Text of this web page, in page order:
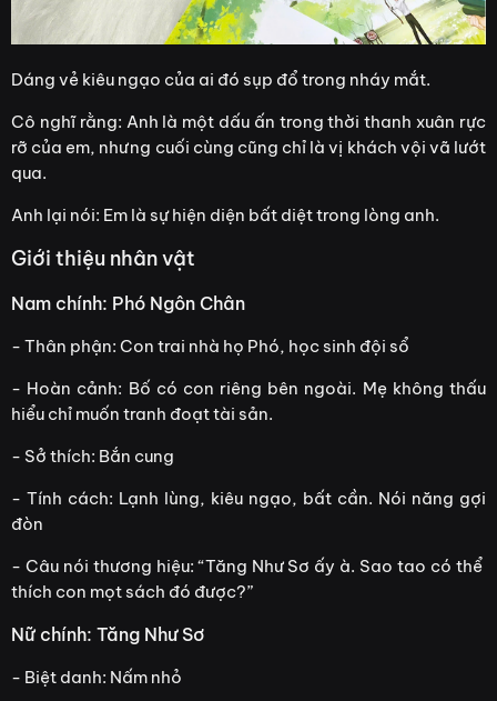
Dáng vẻ kiêu ngạo của ai đó sụp đổ trong nháy mắt.
Cô nghĩ rằng: Anh là một dấu ấn trong thời thanh xuân rực
rỡ của em, nhưng cuối cùng cũng chỉ là vị khách vội vã lướt
qua.
Anh lại nói: Em là sự hiện diện bất diệt trong lòng anh.
Giới thiệu nhân vật
Nam chính: Phó Ngôn Chân
- Thân phận: Con trai nhà họ Phó, học sinh đội sổ
- Hoàn cảnh: Bố có con riêng bên ngoài. Mẹ không thấu
hiểu chỉ muốn tranh đoạt tài sản.
- Sở thích: Bắn cung
- Tính cách: Lạnh lùng, kiêu ngạo, bất cần. Nói năng gợi
đòn
- Câu nói thương hiệu: “Tăng Như Sơ ấy à. Sao tao có thể
thích con mọt sách đó được?”
Nữ chính: Tăng Như Sơ
- Biệt danh: Nấm nhỏ